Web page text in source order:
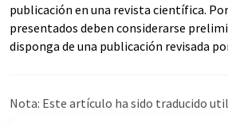
publicación en una revista científica.
presentados deben considerarse
disponga de una publicación revisada
Nota: Este artículo ha sido traducido